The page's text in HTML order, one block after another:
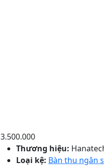
3.500.000
Thương hiệu:
Loại kệ: Bàn thu ngân